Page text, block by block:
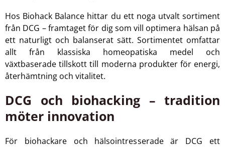
Hos Biohack Balance hittar du ett noga utvalt sortiment
från DCG – framtaget för dig som vill optimera hälsan på
ett naturligt och balanserat sätt. Sortimentet omfattar
allt från klassiska homeopatiska medel och
växtbaserade tillskott till moderna produkter för energi,
återhämtning och vitalitet.
DCG och biohacking – tradition
möter innovation
För biohackare och hälsointresserade är DCG ett